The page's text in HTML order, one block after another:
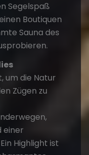
Segelspaß
Boutiquen
Sauna des
um die Natur
Zügen zu
einer
Highlight ist